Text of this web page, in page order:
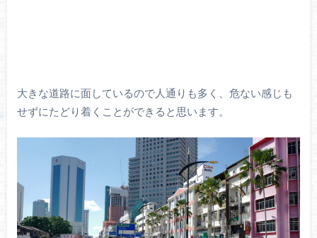
大きな道路に面しているので人通りも多く、危ない感じも
せずにたどり着くことができると思います。